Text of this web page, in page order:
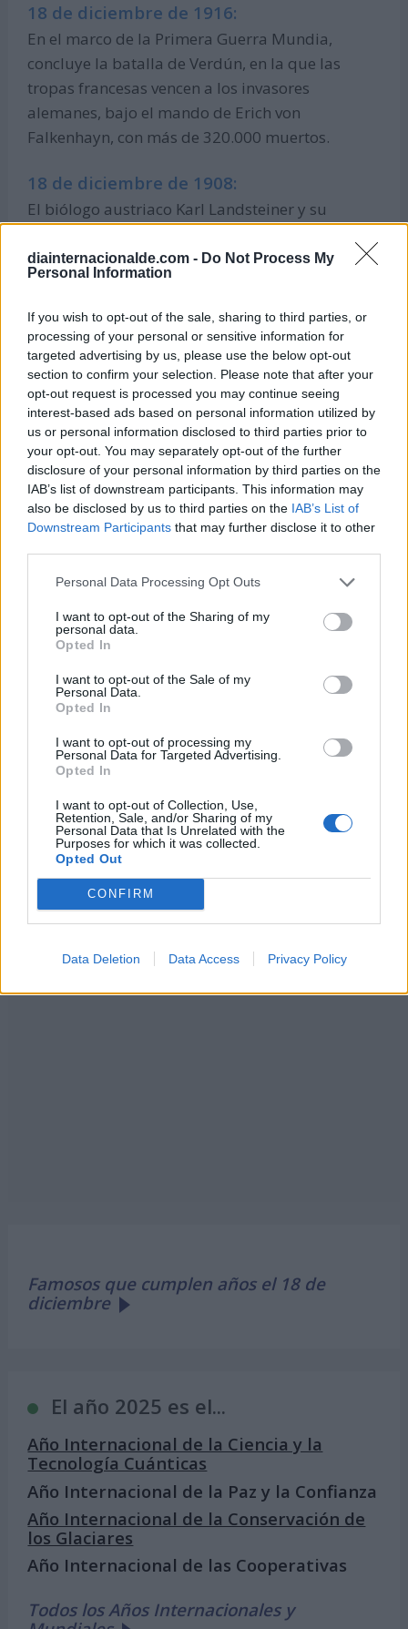
diainternacionalde.com - Do Not Process My
Personal Information
If you wish to opt-out of the sale, sharing to third parties, or
processing of your personal or sensitive information for
targeted advertising by us, please use the below opt-out
section to confirm your selection. Please note that after your
opt-out request is processed you may continue seeing
interest-based ads based on personal information utilized by
us or personal information disclosed to third parties prior to
your opt-out. You may separately opt-out of the further
disclosure of your personal information by third parties on the
IAB’s list of downstream participants. This information may
also be disclosed by us to third parties on the IAB’s List of
Downstream Participants that may further disclose it to other
Personal Data Processing Opt Outs
I want to opt-out of the Sharing of my
personal data.
Opted In
I want to opt-out of the Sale of my
Personal Data.
Opted In
I want to opt-out of processing my
Personal Data for Targeted Advertising.
Opted In
I want to opt-out of Collection, Use,
Retention, Sale, and/or Sharing of my
Personal Data that Is Unrelated with the
Purposes for which it was collected.
Opted Out
CONFIRM
Data Deletion Data Access Privacy Policy
18 de diciembre de 1916:
En el marco de la Primera Guerra Mundia,
concluye la batalla de Verdún, en la que las
tropas francesas vencen a los invasores
alemanes, bajo el mando de Erich von
Falkenhayn, con más de 320.000 muertos.
18 de diciembre de 1908:
El biólogo austriaco Karl Landsteiner y su
han descubierto el virus que provoca la
poliomielitis, en una conferencia médica
celebrada en Viena (Austria).
18 de diciembre de 1892:
El compositor ruso, Piotr Ilich Chaikovski,
estrena su obra El cascanueces en San
Petersburgo (Rusia), ante la presencia del zar
Alejandro III.
18 de diciembre de 1859:
El sacerdote Juan Bosco funda la Congregación
Salesiana, en Italia.
18 de diciembre de 1828:
Ocurre un terremoto de magnitud 6,9 en Sanjo
(Japón), que causa 1.559 muertos y destruye
más de 10.000 viviendas.
Efemérides de diciembre
Famosos que cumplen años el 18 de
diciembre
El año 2025 es el...
Año Internacional de la Ciencia y la
Tecnología Cuánticas
Año Internacional de la Paz y la Confianza
Año Internacional de la Conservación de
los Glaciares
Año Internacional de las Cooperativas
Todos los Años Internacionales y